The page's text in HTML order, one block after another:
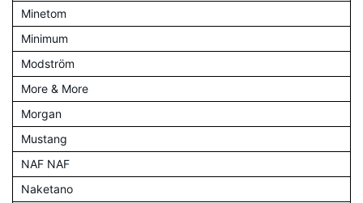
Minetom
Minimum
Modström
More & More
Morgan
Mustang
NAF NAF
Naketano